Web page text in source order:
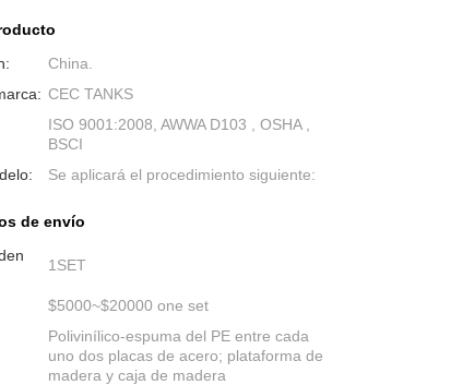
China.
CEC TANKS
ISO 9001:2008, AWWA D103 , OSHA ,
BSCI
Se aplicará el procedimiento siguiente:
de envío
1SET
$5000~$20000 one set
Polivinílico-espuma del PE entre cada
uno dos placas de acero; plataforma de
madera y caja de madera